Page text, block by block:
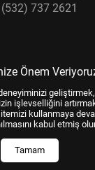
737 2621
Önem
işlevselliğini
kullanmaya
kabul etmiş
Tamam